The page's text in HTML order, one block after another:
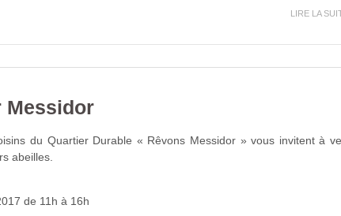
LIRE LA
Messidor
du Quartier Durable « Rêvons Messidor » vous invitent à
abeilles.
de 11h à 16h